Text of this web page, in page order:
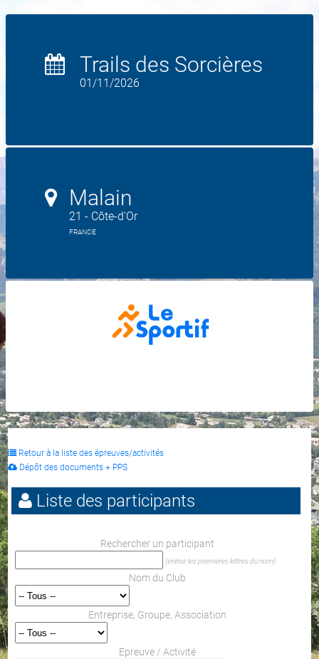
Trails des Sorcières
01/11/2026
Malain
21 - Côte-d'Or
FRANCE
Retour à la liste des épreuves/activités
Dépôt des documents + PPS
Liste des participants
Rechercher un participant
(entrez les premières lettres du nom)
Nom du Club
Entreprise, Groupe, Association
Epreuve / Activité